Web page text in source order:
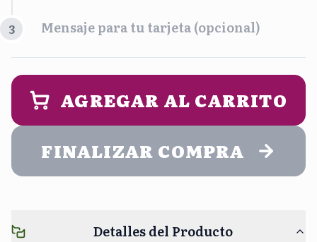
Mañana Tarde
5:00 pm - 9:00 pm
3 Mensaje para tu tarjeta (opcional)
PERSONALIZA UN MENSAJE DE
ENTREGA (opcional)
AGREGAR AL CARRITO
FINALIZAR COMPRA
Detalles del Producto